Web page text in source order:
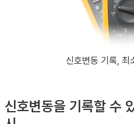
신호변동 기록, 최
신호변동을 기록할 수